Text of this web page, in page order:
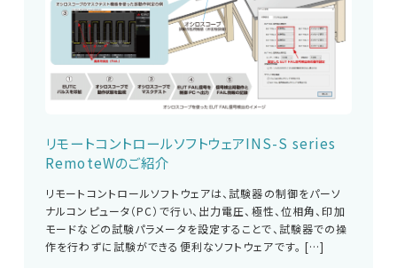
リモートコントロールソフトウェアINS-S series
RemoteWのご紹介
リモートコントロールソフトウェアは、試験器の制御をパーソ
ナルコンピュータ（PC）で行い、出力電圧、極性、位相角、印加
モードなどの試験パラメータを設定することで、試験器での操
作を行わずに試験ができる便利なソフトウェアです。 […]